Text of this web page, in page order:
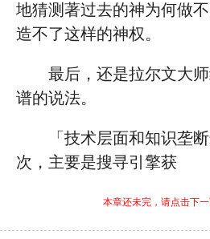
地猜测著过去的神为何做
造不了这样的神权。
最后，还是拉尔文大
谱的说法。
「技术层面和知识垄
次，主要是搜寻引擎获
本章还未完，请点击下